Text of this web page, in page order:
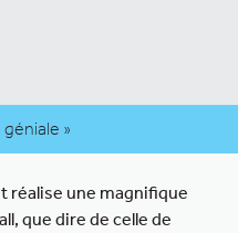
géniale »
réalise une magnifique
que dire de celle de